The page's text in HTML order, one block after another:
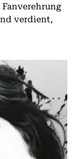
verdient,